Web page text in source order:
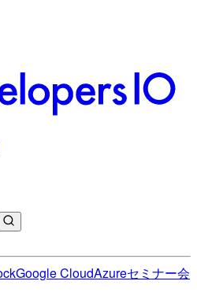
Google CloudAzureセミナー会